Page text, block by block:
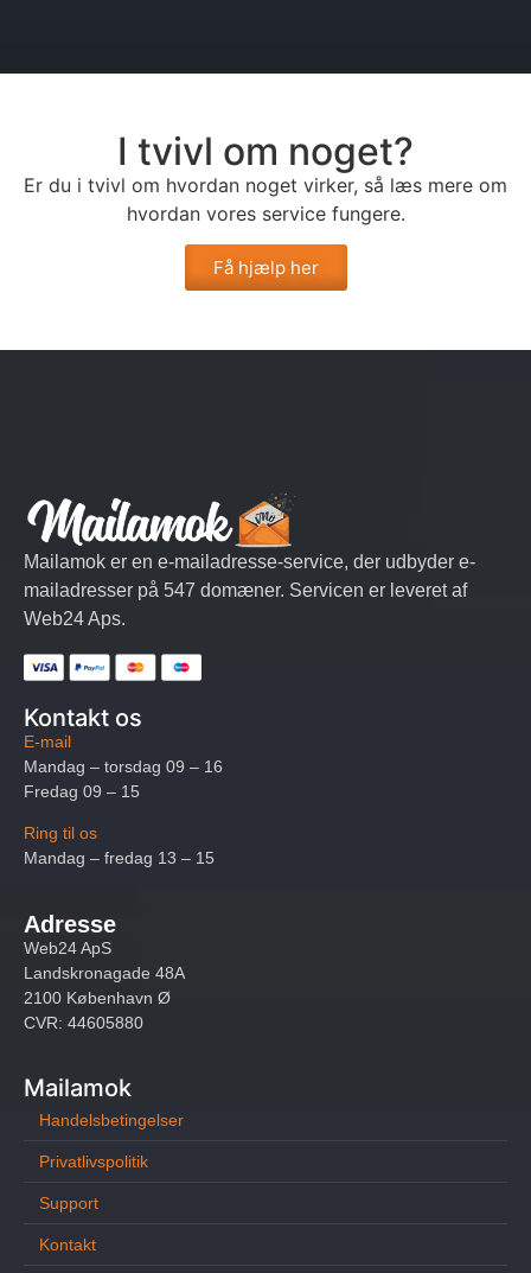
I tvivl om noget?
Er du i tvivl om hvordan noget virker, så læs mere om
hvordan vores service fungere.
Få hjælp her
Mailamok er en e-mailadresse-service, der udbyder e-
mailadresser på 547 domæner. Servicen er leveret af
Web24 Aps.
Kontakt os
E-mail
Mandag – torsdag 09 – 16
Fredag 09 – 15
Ring til os
Mandag – fredag 13 – 15
Adresse
Web24 ApS
Landskronagade 48A
2100 København Ø
CVR: 44605880
Mailamok
Handelsbetingelser
Privatlivspolitik
Support
Kontakt